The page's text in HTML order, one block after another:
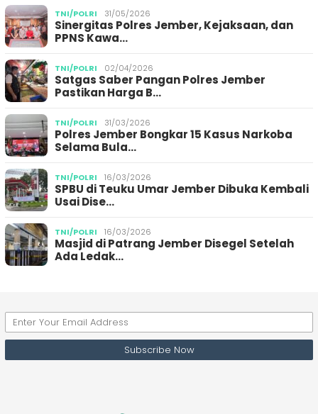
TNI/POLRI 31/05/2026
Sinergitas Polres Jember, Kejaksaan, dan
PPNS Kawa…
TNI/POLRI 02/04/2026
Satgas Saber Pangan Polres Jember
Pastikan Harga B…
TNI/POLRI 31/03/2026
Polres Jember Bongkar 15 Kasus Narkoba
Selama Bula…
TNI/POLRI 16/03/2026
SPBU di Teuku Umar Jember Dibuka Kembali
Usai Dise…
TNI/POLRI 16/03/2026
Masjid di Patrang Jember Disegel Setelah
Ada Ledak…